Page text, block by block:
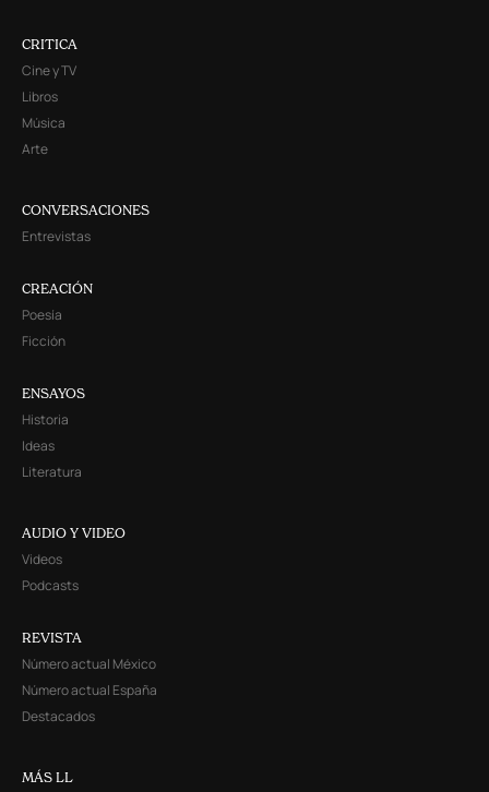
CRITICA
Cine y TV
Libros
Música
Arte
CONVERSACIONES
Entrevistas
CREACIÓN
Poesía
Ficción
ENSAYOS
Historia
Ideas
Literatura
AUDIO Y VIDEO
Videos
Podcasts
REVISTA
Número actual México
Número actual España
Destacados
MÁS LL